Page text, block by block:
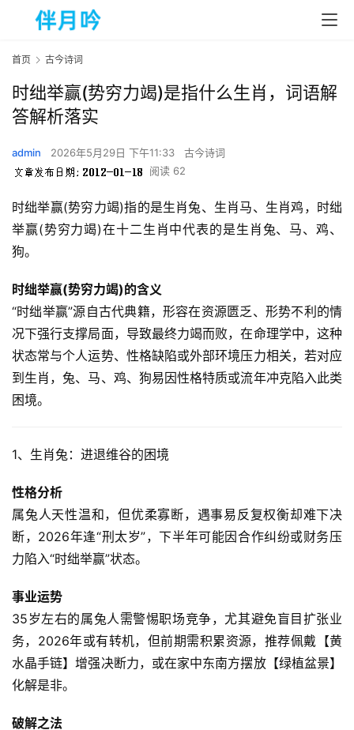
首页 古今诗词
时绌举赢(势穷力竭)是指什么生肖，词语解
答解析落实
admin 2026年5月29日 下午11:33
古今诗词
阅读 62
时绌举赢(势穷力竭)指的是生肖兔、生肖马、生肖鸡，时绌
举赢(势穷力竭)在十二生肖中代表的是生肖兔、马、鸡、
狗。
时绌举赢(势穷力竭)的含义
“时绌举赢”源自古代典籍，形容在资源匮乏、形势不利的情
况下强行支撑局面，导致最终力竭而败，在命理学中，这种
状态常与个人运势、性格缺陷或外部环境压力相关，若对应
到生肖，兔、马、鸡、狗易因性格特质或流年冲克陷入此类
困境。
1、生肖兔：进退维谷的困境
性格分析
属兔人天性温和，但优柔寡断，遇事易反复权衡却难下决
断，2026年逢“刑太岁”，下半年可能因合作纠纷或财务压
力陷入“时绌举赢”状态。
事业运势
35岁左右的属兔人需警惕职场竞争，尤其避免盲目扩张业
务，2026年或有转机，但前期需积累资源，推荐佩戴【黄
水晶手链】增强决断力，或在家中东南方摆放【绿植盆景】
化解是非。
破解之法